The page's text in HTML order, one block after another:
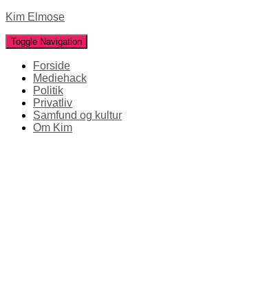
Kim Elmose
Toggle Navigation
Forside
Mediehack
Politik
Privatliv
Samfund og kultur
Om Kim